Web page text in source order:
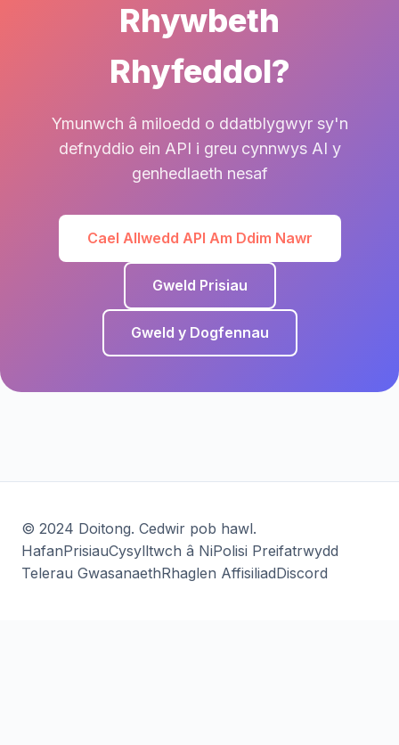
Rhywbeth
Rhyfeddol?
Ymunwch â miloedd o ddatblygwyr sy'n
defnyddio ein API i greu cynnwys AI y
genhedlaeth nesaf
Cael Allwedd API Am Ddim Nawr
Gweld Prisiau
Gweld y Dogfennau
© 2024 Doitong. Cedwir pob hawl.
HafanPrisiauCysylltwch â NiPolisi Preifatrwydd
Telerau GwasanaethRhaglen AffisiliadDiscord